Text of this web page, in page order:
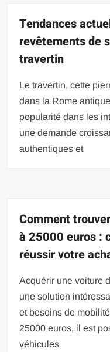
Tendances
revêtements de
travertin
Le travertin, cette
dans la Rome
popularité dans les
une demande
authentiques et
Comment
à 25000 euros :
réussir votre
Acquérir une voiture
une solution
et besoins de
25000 euros, il est
véhicules